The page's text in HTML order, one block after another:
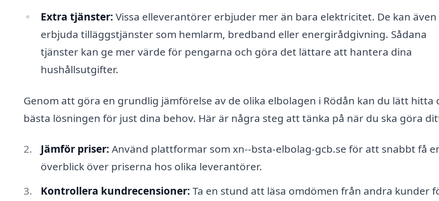
Extra tjänster: Vissa elleverantörer erbjuder mer än bara elektricitet. De kan även
erbjuda tilläggstjänster som hemlarm, bredband eller energirådgivning. Sådana
tjänster kan ge mer värde för pengarna och göra det lättare att hantera dina
hushållsutgifter.
Genom att göra en grundlig jämförelse av de olika elbolagen i Rödån kan du lätt hitta
bästa lösningen för just dina behov. Här är några steg att tänka på när du ska göra
Jämför priser: Använd plattformar som xn--bsta-elbolag-gcb.se för att snabbt få
överblick över priserna hos olika leverantörer.
Kontrollera kundrecensioner: Ta en stund att läsa omdömen från andra kunder